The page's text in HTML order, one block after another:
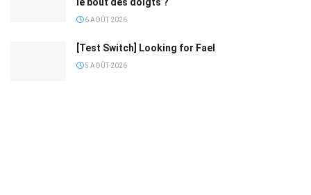
6 AOÛT 2026
[Test Switch] Looking for Fael
5 AOÛT 2026